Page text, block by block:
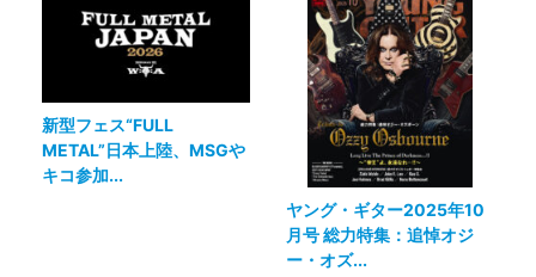
新型フェス“FULL
METAL”日本上陸、MSGや
キコ参加...
ヤング・ギター2025年10
月号 総力特集：追悼オジ
ー・オズ...